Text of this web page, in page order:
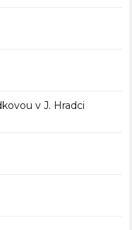
v J. Hradci